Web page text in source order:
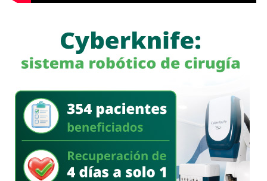
movimientos ligados al huachicol
será habilitado como callejón peatonal, mientras que el
segundo tramo funcionará como zona exclusiva para
La SSPC de la Capital exhorta a las y los asistentes a
la FENAPO a planificar sus traslados
, respetar la
señalización y las indicaciones del personal de Policía
Vial, así como considerar el uso de transporte público para
facilitar la movilidad en los alrededores del recinto.